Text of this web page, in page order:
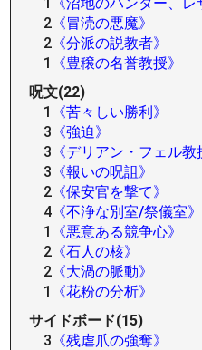
2 《冒涜の悪魔》
2 《分派の説教者》
1
《豊穣の名誉教授》
呪文(22)
1
《苦々しい勝利》
3 《強迫》
3 《デリアン・フェル教
3 《報いの呪詛》
2 《保安官を撃て》
4 《不浄な別室/祭儀室》
1
《悪意ある競争心》
2 《石人の核》
2 《大渦の脈動》
1
《花粉の分析》
サイドボード(15)
3 《残虐爪の強奪》